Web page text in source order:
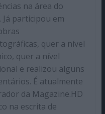
na área do
Já participou em
quer a nível
quer a nível
e realizou alguns
É atualmente
da Magazine.HD
na escrita de